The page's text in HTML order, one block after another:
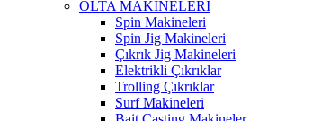
OLTA MAKİNELERİ
Spin Makineleri
Spin Jig Makineleri
Çıkrık Jig Makineleri
Elektrikli Çıkrıklar
Trolling Çıkrıklar
Surf Makineleri